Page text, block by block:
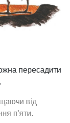
пересадити
від
п'яти.